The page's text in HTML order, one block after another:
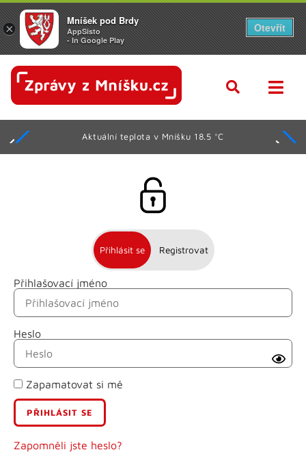
Aktuální teplota v Mníšku 18.5 °C
Přihlásit se Registrovat
Přihlašovací jméno
Heslo
Zapamatovat si mě
Zapomněli jste heslo?
Jméno
Příjmení
E-mail
Uživatelské jméno
×
Mníšek pod Brdy
AppSisto
- In Google Play
Otevřít